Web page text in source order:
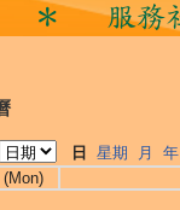
日 星期 月 年